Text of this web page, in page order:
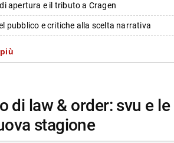
di apertura e il tributo a Cragen
pubblico e critiche alla scelta narrativa
nostalgici nella puntata d’esordio
sulla gestione del personaggio di cragen
da Jump the shark
risposta
stagione